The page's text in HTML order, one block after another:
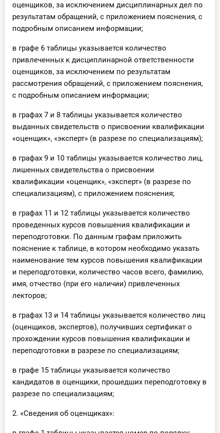
оценщиков, за исключением дисциплинарных дел по
результатам обращений, с приложением пояснения, с
подробным описанием информации;
в графе 6 таблицы указывается количество
привлеченных к дисциплинарной ответственности
оценщиков, за исключением по результатам
рассмотрения обращений, с приложением пояснения,
с подробным описанием информации;
в графах 7 и 8 таблицы указывается количество
выданных свидетельств о присвоении квалификации
«оценщик», «эксперт» (в разрезе по специализациям);
в графах 9 и 10 таблицы указывается количество лиц,
лишенных свидетельства о присвоении
квалификации «оценщик», «эксперт» (в разрезе по
специализациям), с приложением пояснения;
в графах 11 и 12 таблицы указывается количество
проведенных курсов повышения квалификации и
переподготовки. По данным графам приложить
пояснение к таблице, в котором необходимо указать
наименование тем курсов повышения квалификации
и переподготовки, количество часов всего, фамилию,
имя, отчество (при его наличии) привлеченных
лекторов;
в графах 13 и 14 таблицы указывается количество лиц
(оценщиков, экспертов), получивших сертификат о
прохождении курсов повышения квалификации и
переподготовки в разрезе по специализациям;
в графе 15 таблицы указывается количество
кандидатов в оценщики, прошедших переподготовку в
разрезе по специализациям;
2. «Сведения об оценщиках»: